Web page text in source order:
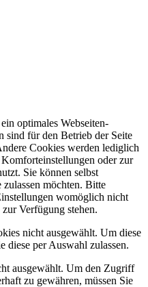
optimales Webseiten-
sind für den Betrieb der Seite
Cookies werden lediglich
oder zur
Sie können selbst
möchten. Bitte
womöglich nicht
Verfügung stehen.
nicht ausgewählt. Um diese
diese per Auswahl zulassen.
ausgewählt. Um den Zugriff
zu gewähren, müssen Sie